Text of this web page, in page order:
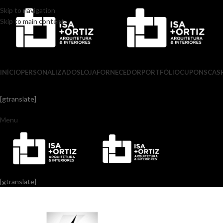
Skip to navigation
Skip to main content
INÍCIOPERSONALIZADOSLOJAFORNECEDORPORTFÓLIOCUPONS
[gtranslate]
Menu
[gtranslate]